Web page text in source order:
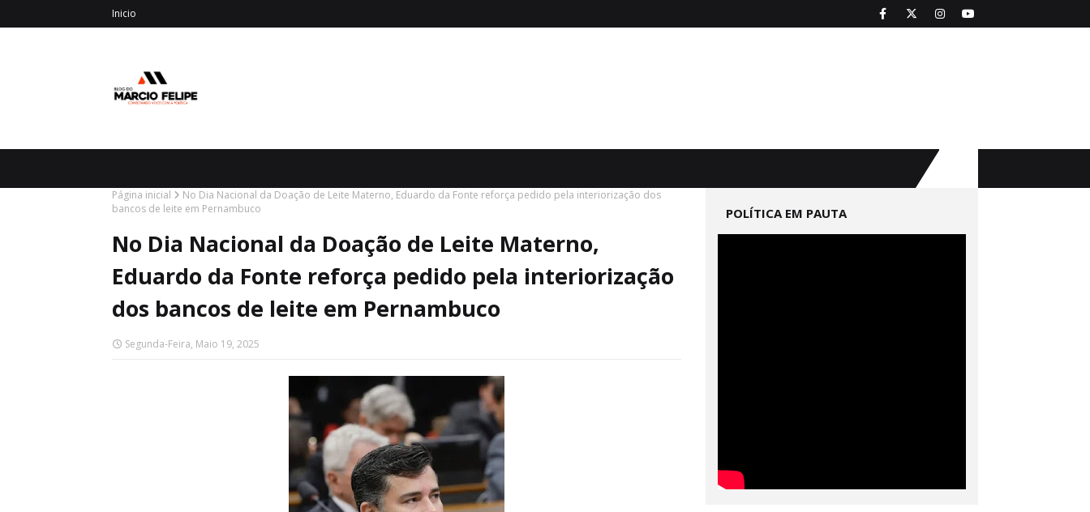
Inicio
Página inicial
No Dia Nacional da Doação de Leite Materno, Eduardo da Fonte reforça pedido pela interiorização dos
bancos de leite em Pernambuco
No Dia Nacional da Doação de Leite Materno,
Eduardo da Fonte reforça pedido pela interiorização
dos bancos de leite em Pernambuco
Segunda-Feira, Maio 19, 2025
POLÍTICA EM PAUTA